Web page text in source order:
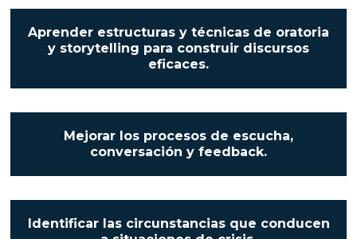
Aprender estructuras y técnicas de oratoria
y storytelling para construir discursos
eficaces.
Mejorar los procesos de escucha,
conversación y feedback.
Identificar las circunstancias que conducen